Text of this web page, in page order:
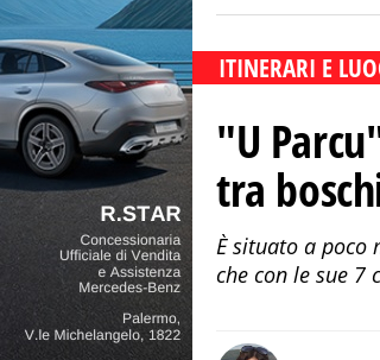
ITINERARI E
"U
tra
È situato a poco
che con le sue 7